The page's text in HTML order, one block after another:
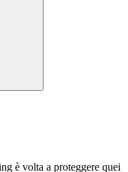
è volta a proteggere quei